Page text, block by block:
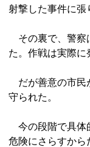
射撃した事件に張
その裏で、警察
た。作戦は実際に
だが善意の市民
守られた。
今の段階で具体
危険にさらすから